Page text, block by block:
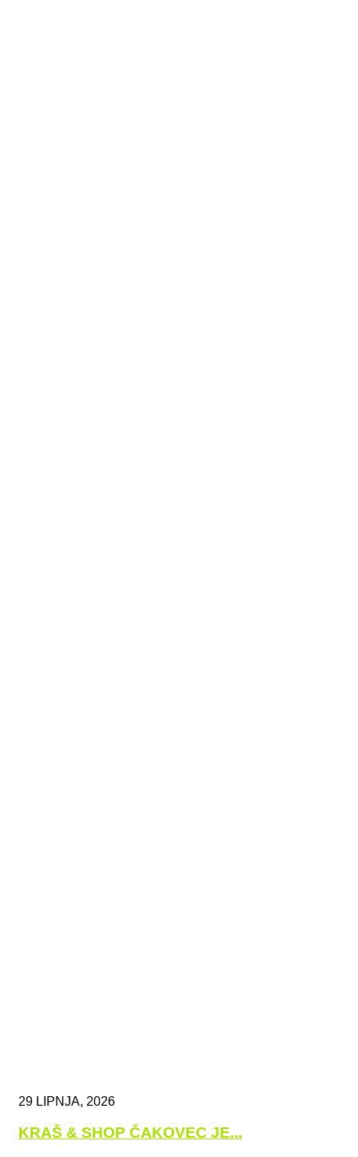
29 LIPNJA, 2026
KRAŠ & SHOP ČAKOVEC JE...